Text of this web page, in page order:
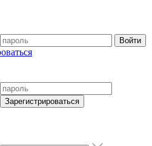
Войти
Зарегистрироваться